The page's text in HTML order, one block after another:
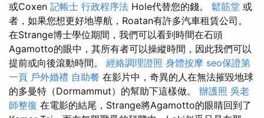
或Coxen 記帳士 行政程序法 Hole代替您的錢。 鬆筋堂 或
者，如果您想更好地導航，Roatan有許多汽車租賃公司。
在Strange博士學位期間，我們可以看到時間在石頭
Agamotto的眼中，其所有者可以操縱時間，因此我們可以
提前或向後滾動時間。 經絡調理證照 身體按摩 seo保證第
一頁 戶外婚禮 自助餐 在影片中，奇異的人在無法摧毀地球
的多曼特（Dormammut）的幫助下這樣做。 辦護照 吳老
師整復 在電影的結尾，Strange將Agamotto的眼睛回到了